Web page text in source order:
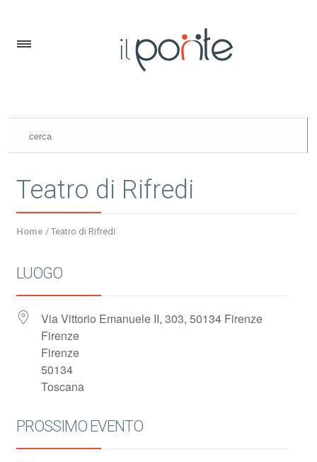
Teatro di Rifredi
Home /Teatro di Rifredi
LUOGO
Via Vittorio Emanuele II, 303, 50134 Firenze
Firenze
Firenze
50134
Toscana
PROSSIMO EVENTO